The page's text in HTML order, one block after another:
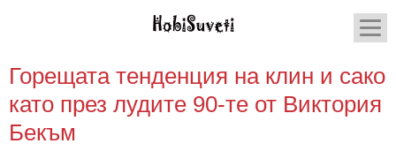
Горещата тенденция на клин и сако
като през лудите 90-те от Виктория
Бекъм